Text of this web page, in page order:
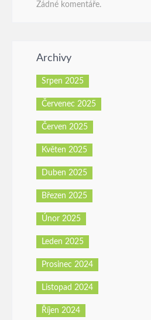
Žádné komentáře.
Archivy
Srpen 2025
Červenec 2025
Červen 2025
Květen 2025
Duben 2025
Březen 2025
Únor 2025
Leden 2025
Prosinec 2024
Listopad 2024
Říjen 2024